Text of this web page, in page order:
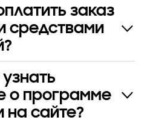
заказ
средствами
о программе
на сайте?